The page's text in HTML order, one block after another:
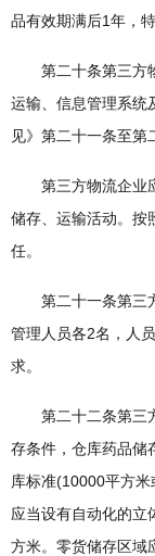
品有效期满后1年，
第二十条第三方物
运输、信息管理系统
见》第二十一条至第
第三方物流企业应
储存、运输活动。按
任。
第二十一条第三方
管理人员各2名，人
求。
第二十二条第三方
存条件，仓库药品储
库标准(10000平方
应当设有自动化的立
方米。零货储存区域